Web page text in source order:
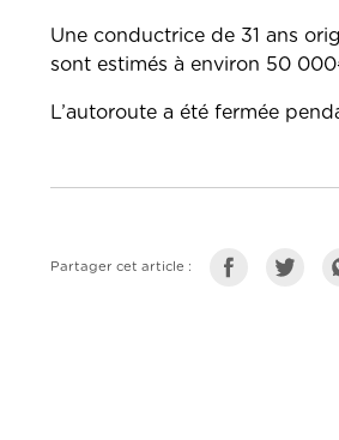
Une conductrice de 31 ans
sont estimés à environ 50
L’autoroute a été fermée
Partager cet article :